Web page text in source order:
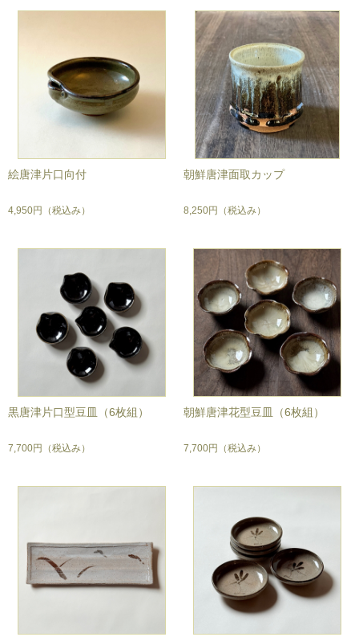
絵唐津片口向付
4,950円 （税込み）
朝鮮唐津面取カップ
8,250円 （税込み）
黒唐津片口型豆皿（6枚組）
7,700円 （税込み）
朝鮮唐津花型豆皿（6枚組）
7,700円 （税込み）